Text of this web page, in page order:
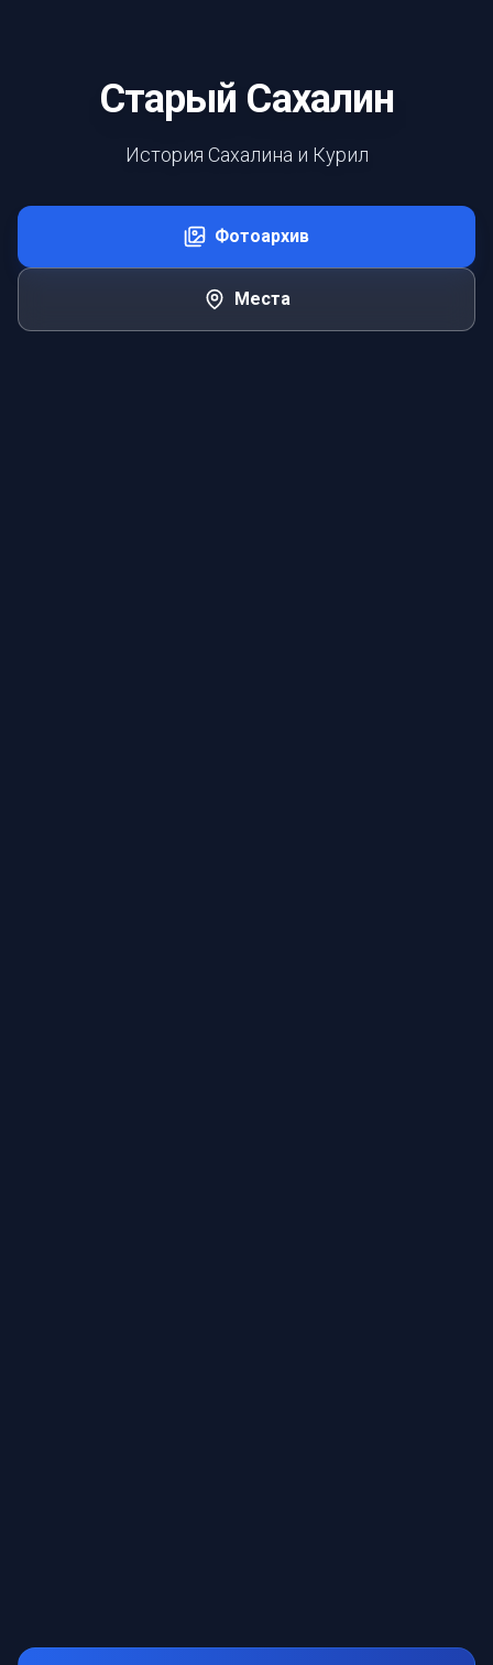
Старый Сахалин
История Сахалина и Курил
Фотоархив
Места